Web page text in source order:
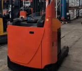
olarak iyi
Kamyonunuzu
Tesisimizde çok
Servo, platform